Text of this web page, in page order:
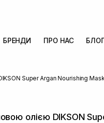
БРЕНДИ ПРО НАС
Super Argan Nourishing
олією DIKSON